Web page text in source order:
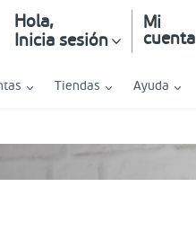
Hola,
Inicia sesión
Mi
cuenta
Tiendas Ayuda